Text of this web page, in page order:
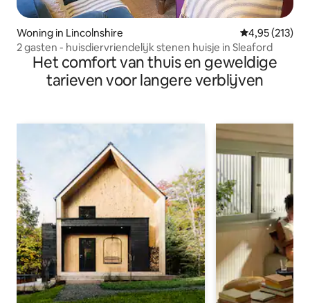
Woning in Lincolnshire Gemiddelde
4,95 (213)
2 gasten - huisdiervriendelijk stenen huisje in Sleaford
Het comfort van thuis en geweldige
tarieven voor langere verblijven